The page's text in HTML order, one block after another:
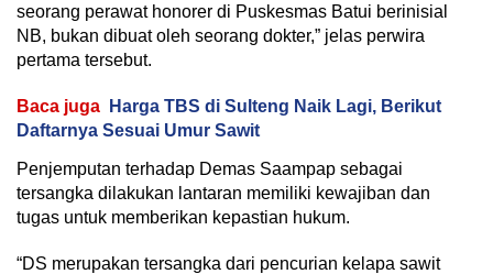
seorang perawat honorer di Puskesmas Batui berinisial
NB, bukan dibuat oleh seorang dokter,” jelas perwira
pertama tersebut.
Baca juga
Harga TBS di Sulteng Naik Lagi, Berikut
Daftarnya Sesuai Umur Sawit
Penjemputan terhadap Demas Saampap sebagai
tersangka dilakukan lantaran memiliki kewajiban dan
tugas untuk memberikan kepastian hukum.
“DS merupakan tersangka dari pencurian kelapa sawit